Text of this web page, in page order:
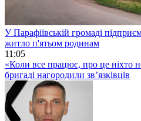
У Парафіївській громаді
житло п'ятьом родинам
11:05
«Коли все працює, про це ніхто
бригаді нагородили зв’язківців